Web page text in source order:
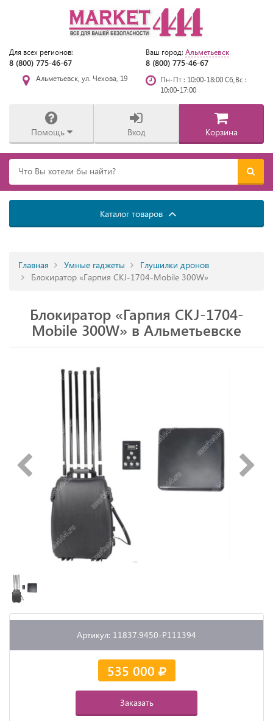
Для всех регионов:
8 (800) 775-46-67
Ваш город: Альметьевск
8 (800) 775-46-67
Альметьевск, ул. Чехова, 19
Пн-Пт : 10:00-18:00 Сб,Вс :
10:00-17:00
Помощь Вход Корзина
Каталог товаров
Главная Умные гаджеты
Глушилки дронов
Блокиратор «Гарпия CKJ-1704-Mobile 300W»
Блокиратор «Гарпия CKJ-1704-
Mobile 300W» в Альметьевске
Артикул: 11837.9450-P111394
535 000
Заказать